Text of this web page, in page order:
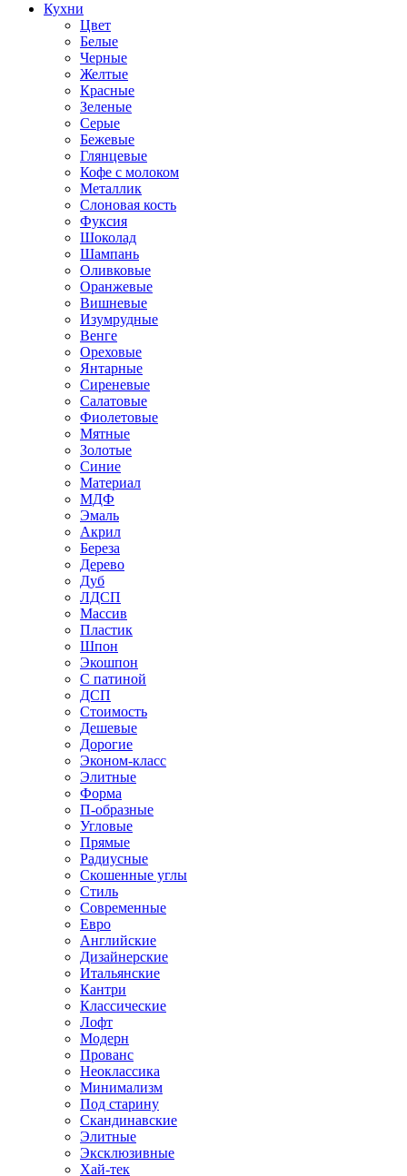
Кухни
Цвет
Белые
Черные
Желтые
Красные
Зеленые
Серые
Бежевые
Глянцевые
Кофе с молоком
Металлик
Слоновая кость
Фуксия
Шоколад
Шампань
Оливковые
Оранжевые
Вишневые
Изумрудные
Венге
Ореховые
Янтарные
Сиреневые
Салатовые
Фиолетовые
Мятные
Золотые
Синие
Материал
МДФ
Эмаль
Акрил
Береза
Дерево
Дуб
ЛДСП
Массив
Пластик
Шпон
Экошпон
С патиной
ДСП
Стоимость
Дешевые
Дорогие
Эконом-класс
Элитные
Форма
П-образные
Угловые
Прямые
Радиусные
Скошенные углы
Стиль
Современные
Евро
Английские
Дизайнерские
Итальянские
Кантри
Классические
Лофт
Модерн
Прованс
Неоклассика
Минимализм
Под старину
Скандинавские
Элитные
Эксклюзивные
Хай-тек